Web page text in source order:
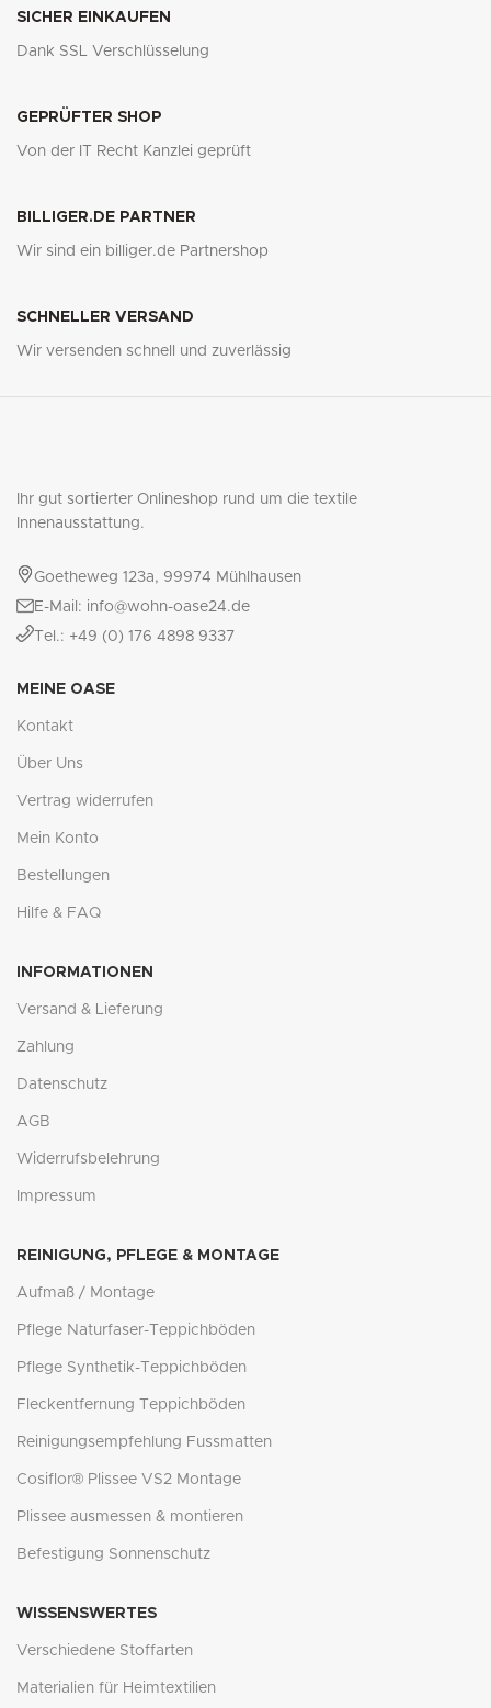
SICHER EINKAUFEN
Dank SSL Verschlüsselung
GEPRÜFTER SHOP
Von der IT Recht Kanzlei geprüft
BILLIGER.DE PARTNER
Wir sind ein billiger.de Partnershop
SCHNELLER VERSAND
Wir versenden schnell und zuverlässig
Ihr gut sortierter Onlineshop rund um die textile
Innenausstattung.
Goetheweg 123a, 99974 Mühlhausen
E-Mail: info@wohn-oase24.de
Tel.: +49 (0) 176 4898 9337
MEINE OASE
Kontakt
Über Uns
Vertrag widerrufen
Mein Konto
Bestellungen
Hilfe & FAQ
INFORMATIONEN
Versand & Lieferung
Zahlung
Datenschutz
AGB
Widerrufsbelehrung
Impressum
REINIGUNG, PFLEGE & MONTAGE
Aufmaß / Montage
Pflege Naturfaser-Teppichböden
Pflege Synthetik-Teppichböden
Fleckentfernung Teppichböden
Reinigungsempfehlung Fussmatten
Cosiflor® Plissee VS2 Montage
Plissee ausmessen & montieren
Befestigung Sonnenschutz
WISSENSWERTES
Verschiedene Stoffarten
Materialien für Heimtextilien